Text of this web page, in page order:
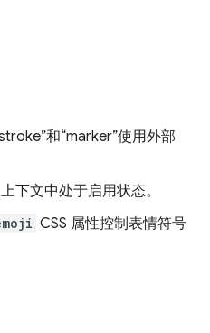
和“marker”使用外部
下文中处于启用状态。
CSS 属性控制表情符号